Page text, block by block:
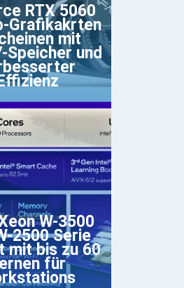
RTX 5060
Grafikakrten
mit
Speicher und
W-3500
2500 Serie
mit bis zu 60
für